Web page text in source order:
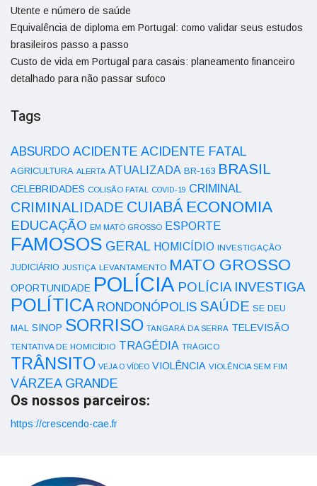
Utente e número de saúde
Equivalência de diploma em Portugal: como validar seus estudos
brasileiros passo a passo
Custo de vida em Portugal para casais: planeamento financeiro
detalhado para não passar sufoco
Tags
ABSURDO ACIDENTE ACIDENTE FATAL
AGRICULTURA ALERTA ATUALIZADA BR-163 BRASIL
CELEBRIDADES COLISÃO FATAL COVID-19 CRIMINAL
CRIMINALIDADE CUIABÁ ECONOMIA
EDUCAÇÃO EM MATO GROSSO ESPORTE
FAMOSOS GERAL HOMICÍDIO INVESTIGAÇÃO
JUDICIÁRIO JUSTIÇA LEVANTAMENTO MATO GROSSO
OPORTUNIDADE POLÍCIA POLÍCIA INVESTIGA
POLÍTICA RONDONÓPOLIS SAÚDE SE DEU
MAL SINOP SORRISO TANGARÁ DA SERRA TELEVISÃO
TENTATIVA DE HOMICÍDIO TRAGÉDIA TRÁGICO
TRÂNSITO VEJA O VÍDEO VIOLÊNCIA VIOLÊNCIA SEM FIM
VÁRZEA GRANDE
Os nossos parceiros:
https://crescendo-cae.fr